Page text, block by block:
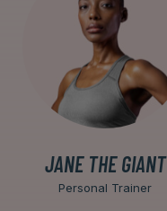
JANE THE GIANT
Personal Trainer